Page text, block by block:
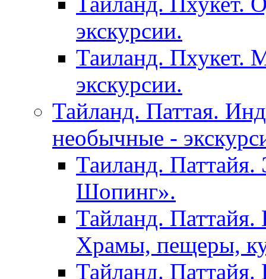
экскурсии.
Таиланд. Пхукет.
экскурсии.
Тайланд. Паттая.
необычные -
Таиланд. Паттайя.
Шопинг».
Тайланд. Паттайя.
Храмы, пещеры,
Тайланд. Паттайя.